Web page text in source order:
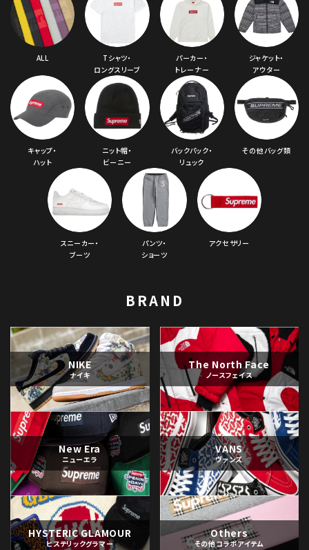
ALL
Tシャツ・
ロングスリーブ
パーカー・
トレーナー
ジャケット・
アウター
キャップ・
ハット
ニット帽・
ビーニー
バックパック・
リュック
その他バッグ類
スニーカー・
ブーツ
パンツ・
ショーツ
アクセサリー
BRAND
NIKE
ナイキ
The North Face
ノースフェイス
New Era
ニューエラ
VANS
ヴァンズ
HYSTERIC GLAMOUR
ヒステリックグラマー
Others
その他コラボアイテム